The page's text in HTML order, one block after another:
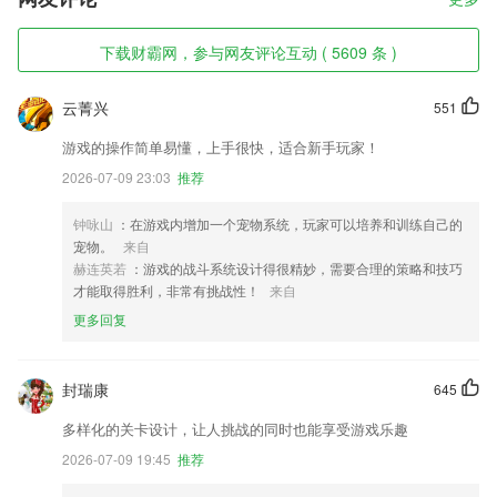
下载财霸网，参与网友评论互动 ( 5609 条 )
551
云菁兴
游戏的操作简单易懂，上手很快，适合新手玩家！
2026-07-09 23:03 推荐
钟咏山 ：在游戏内增加一个宠物系统，玩家可以培养和训练自己的
宠物。
来自
赫连英若 ：游戏的战斗系统设计得很精妙，需要合理的策略和技巧
才能取得胜利，非常有挑战性！
来自
更多回复
645
封瑞康
多样化的关卡设计，让人挑战的同时也能享受游戏乐趣
2026-07-09 19:45 推荐